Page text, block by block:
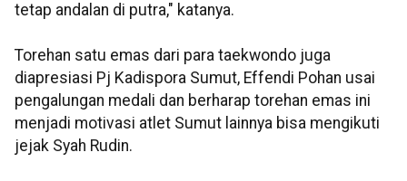
tetap andalan di putra," katanya.
Torehan satu emas dari para taekwondo juga
diapresiasi Pj Kadispora Sumut, Effendi Pohan usai
pengalungan medali dan berharap torehan emas ini
menjadi motivasi atlet Sumut lainnya bisa mengikuti
jejak Syah Rudin.